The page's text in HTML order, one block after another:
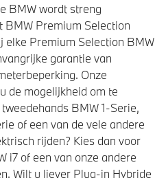
BMW wordt streng
BMW Premium Selection
elke Premium Selection BMW
garantie van
Onze
de mogelijkheid om te
BMW 1-Serie,
of een van de vele andere
rijden? Kies dan voor
i7 of een van onze andere
Wilt u liever Plug-in Hybride